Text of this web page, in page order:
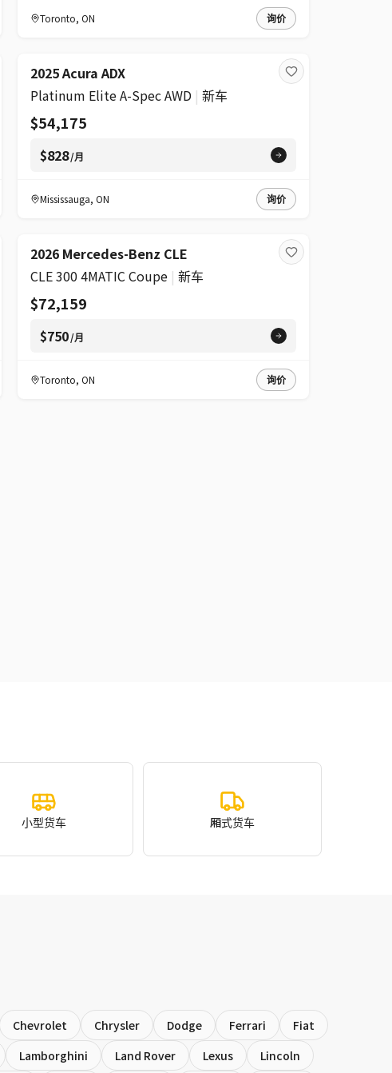
Toronto, ON 询价
2025 Acura ADX
Platinum Elite A-Spec AWD | 新车
$54,175
$828/月
Mississauga, ON 询价
2026 Mercedes-Benz CLE
CLE 300 4MATIC Coupe | 新车
$72,159
$750/月
Toronto, ON 询价
小型货车 厢式货车
Chevrolet Chrysler Dodge Ferrari
Fiat
Lamborghini Land Rover Lexus Lincoln